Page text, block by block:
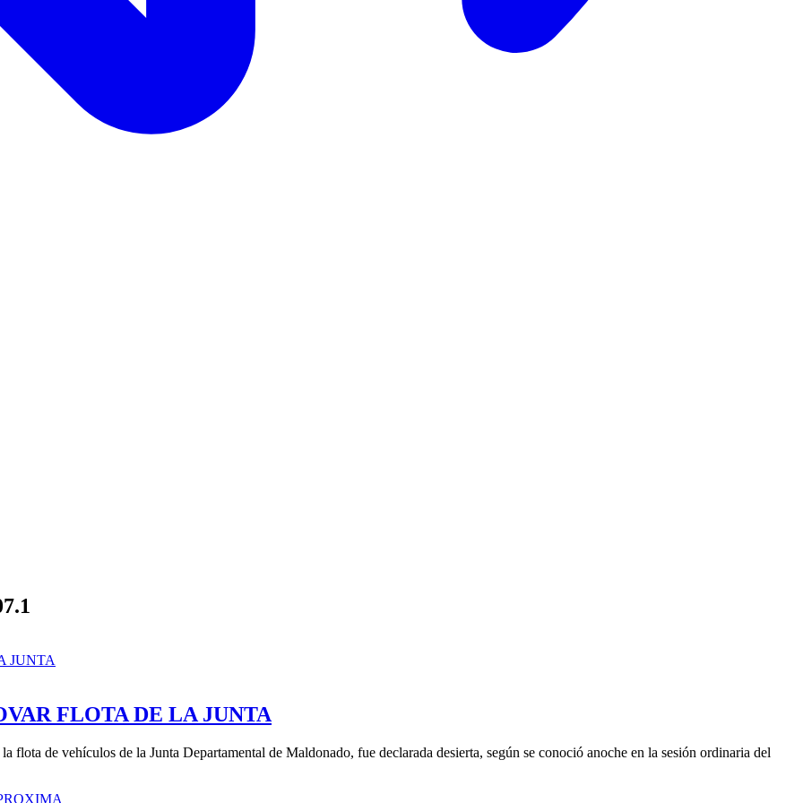
FLOTA DE LA JUNTA
flota de vehículos de la Junta Departamental de Maldonado, fue declarada desierta, según se conoció anoche en la sesión ordinaria del